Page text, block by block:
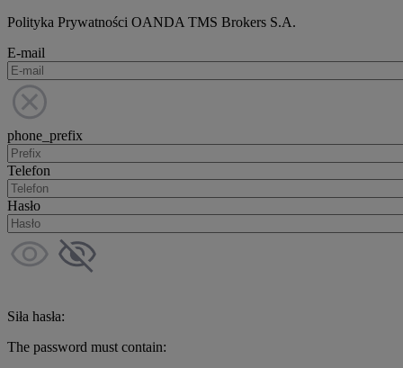
Polityka Prywatności OANDA TMS Brokers S.A.
E-mail
phone_prefix
Telefon
Hasło
Siła hasła:
The password must contain: